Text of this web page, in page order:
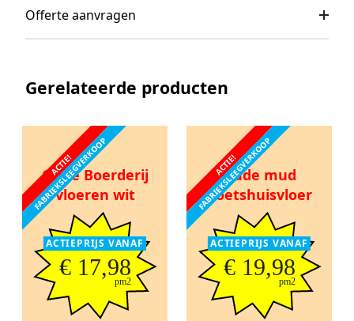
Offerte aanvragen
Gerelateerde producten
ACTIE!
FABRIEKSLEEGVERKOOP
Oude Boerderij
vloeren wit
ACTIEPRIJS VANAF
€ 17,98
pm2
ACTIE!
FABRIEKSLEEGVERKOOP
Oude mud
Koetshuisvloer
ACTIEPRIJS VANAF
€ 19,98
pm2